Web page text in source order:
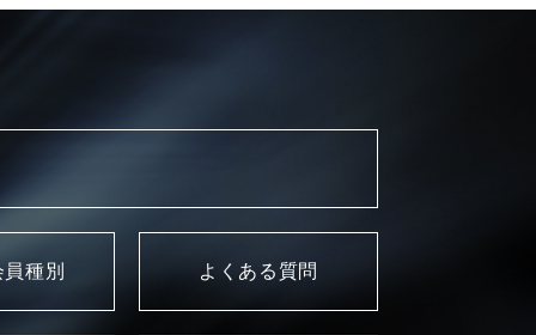
種別 よくある質問